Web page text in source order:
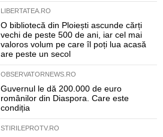
LIBERTATEA.RO
O bibliotecă din Ploiești ascunde cărți
vechi de peste 500 de ani, iar cel mai
valoros volum pe care îl poți lua acasă
are peste un secol
OBSERVATORNEWS.RO
Guvernul le dă 200.000 de euro
românilor din Diaspora. Care este
condiția
STIRILEPROTV.RO